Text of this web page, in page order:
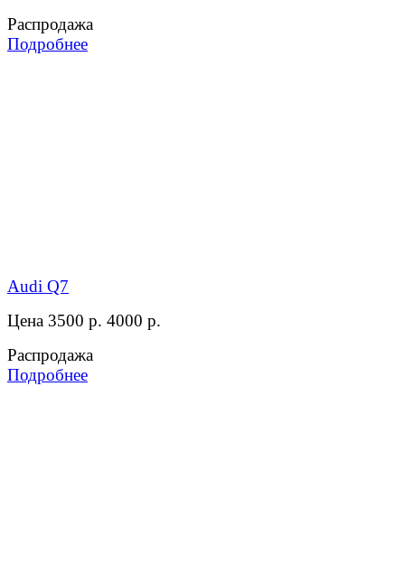
Распродажа
Подробнее
Audi Q7
Цена 3500 р. 4000 р.
Распродажа
Подробнее